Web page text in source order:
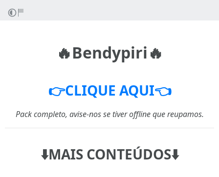
🔥Bendypiri🔥
👉CLIQUE AQUI👈
Pack completo, avise-nos se tiver offline que reupamos.
⬇️MAIS CONTEÚDOS⬇️